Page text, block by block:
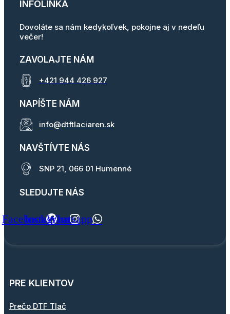
INFOLINKA
Dovoláte sa nám kedykoľvek, pokojne aj v nedeľu
večer!
ZAVOLAJTE NÁM
+421 944 426 927
NAPÍŠTE NÁM
info@dtftlaciaren.sk
NAVŠTÍVTE NÁS
SNP 21, 066 01 Humenné
SLEDUJTE NÁS
FacebookInstagramWhatsapp
PRE KLIENTOV
Prečo DTF Tlač